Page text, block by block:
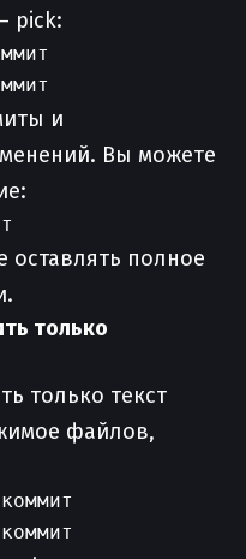
pick:
и
Вы можете
оставлять полное
только
только текст
файлов,